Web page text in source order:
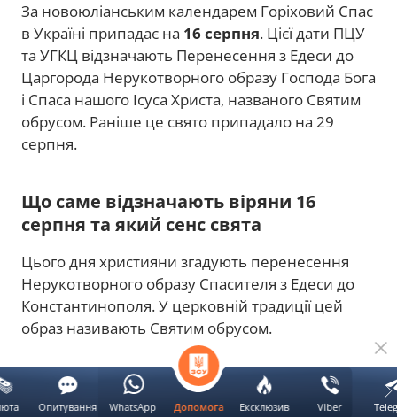
За новоюліанським календарем Горіховий Спас
в Україні припадає на 16 серпня. Цієї дати ПЦУ
та УГКЦ відзначають Перенесення з Едеси до
Царгорода Нерукотворного образу Господа Бога
і Спаса нашого Ісуса Христа, названого Святим
обрусом. Раніше це свято припадало на 29
серпня.
Що саме відзначають віряни 16
серпня та який сенс свята
Цього дня християни згадують перенесення
Нерукотворного образу Спасителя з Едеси до
Константинополя. У церковній традиції цей
образ називають Святим обрусом.
Реклама
Допомога Ексклюзив Viber
Опитування WhatsApp